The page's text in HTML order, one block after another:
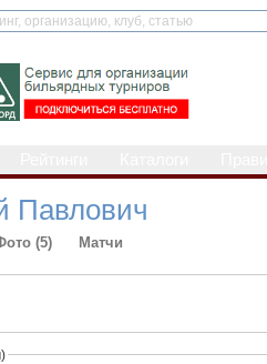
Павлович
(5) Матчи